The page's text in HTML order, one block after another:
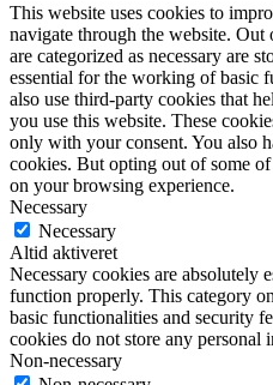
This website uses cookies to
navigate through the website. Out
are categorized as necessary are
essential for the working of basic
also use third-party cookies that
you use this website. These
only with your consent. You also
cookies. But opting out of some
on your browsing experience.
Necessary
Necessary
Altid aktiveret
Necessary cookies are absolutely
function properly. This category
basic functionalities and security
cookies do not store any personal
Non-necessary